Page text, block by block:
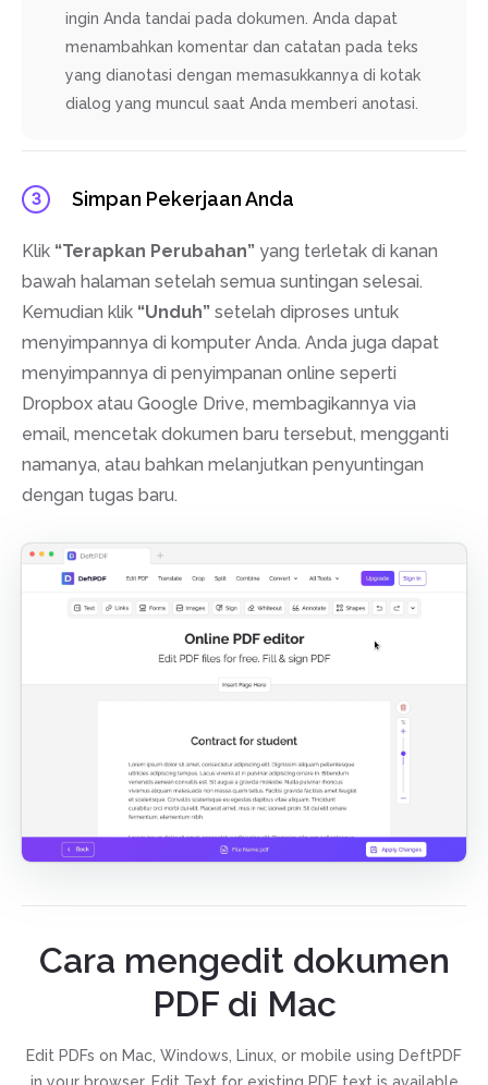
ingin Anda tandai pada dokumen. Anda dapat
menambahkan komentar dan catatan pada teks
yang dianotasi dengan memasukkannya di kotak
dialog yang muncul saat Anda memberi anotasi.
3 Simpan Pekerjaan Anda
Klik “Terapkan Perubahan” yang terletak di kanan
bawah halaman setelah semua suntingan selesai.
Kemudian klik “Unduh” setelah diproses untuk
menyimpannya di komputer Anda. Anda juga dapat
menyimpannya di penyimpanan online seperti
Dropbox atau Google Drive, membagikannya via
email, mencetak dokumen baru tersebut, mengganti
namanya, atau bahkan melanjutkan penyuntingan
dengan tugas baru.
Cara mengedit dokumen
PDF di Mac
Edit PDFs on Mac, Windows, Linux, or mobile using DeftPDF